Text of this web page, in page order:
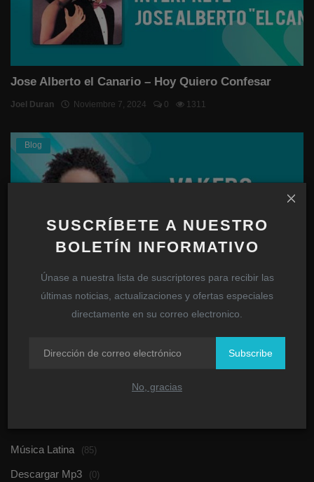
SUSCRÍBETE A NUESTRO
BOLETÍN INFORMATIVO
Únase a nuestra lista de suscriptores para recibir las
últimas noticias, actualizaciones y ofertas especiales
directamente en su correo electronico.
Subscribe
No, gracias
Jose Alberto el Canario – Hoy Quiero Confesar
Joel Duran Noviembre 7, 2024 0 1311
Blog
Rechazan la demanda interpuesta al cantante
Joel Duran Noviembre 19, 2019 0
Música Latina (85)
Descargar Mp3 (0)